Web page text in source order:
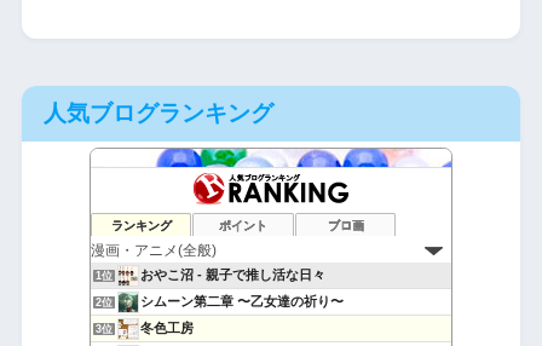
人気ブログランキング
ランキング ポイント ブロ画
1位 おやこ沼 - 親子で推し活な日々
2位 シムーン第二章 〜乙女達の祈り〜
3位 冬色工房